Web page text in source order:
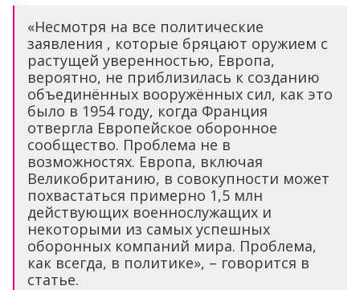
«Несмотря на все политические
заявления , которые бряцают оружием с
растущей уверенностью, Европа,
вероятно, не приблизилась к созданию
объединённых вооружённых сил, как это
было в 1954 году, когда Франция
отвергла Европейское оборонное
сообщество. Проблема не в
возможностях. Европа, включая
Великобританию, в совокупности может
похвастаться примерно 1,5 млн
действующих военнослужащих и
некоторыми из самых успешных
оборонных компаний мира. Проблема,
как всегда, в политике», – говорится в
статье.